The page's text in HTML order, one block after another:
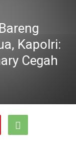
Kapolri:
Cegah